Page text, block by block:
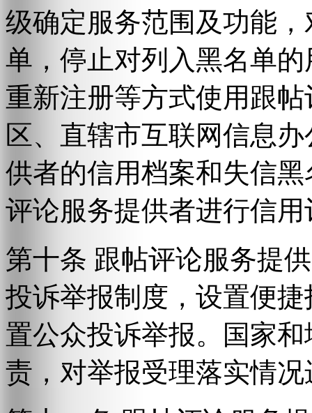
级确定服务范围及功能
单，停止对列入黑名单
重新注册等方式使用跟
区、直辖市互联网信息
供者的信用档案和失信
评论服务提供者进行信用
第十条 跟帖评论服务提
投诉举报制度，设置便
置公众投诉举报。国家
责，对举报受理落实情